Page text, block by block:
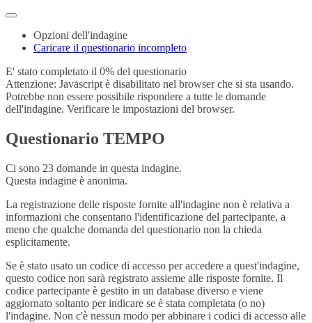
Opzioni dell'indagine
Caricare il questionario incompleto
E' stato completato il 0% del questionario
Attenzione: Javascript è disabilitato nel browser che si sta usando.
Potrebbe non essere possibile rispondere a tutte le domande
dell'indagine. Verificare le impostazioni del browser.
Questionario TEMPO
Ci sono 23 domande in questa indagine.
Questa indagine è anonima.
La registrazione delle risposte fornite all'indagine non è relativa a
informazioni che consentano l'identificazione del partecipante, a
meno che qualche domanda del questionario non la chieda
esplicitamente.
Se è stato usato un codice di accesso per accedere a quest'indagine,
questo codice non sarà registrato assieme alle risposte fornite. Il
codice partecipante è gestito in un database diverso e viene
aggiornato soltanto per indicare se è stata completata (o no)
l'indagine. Non c'è nessun modo per abbinare i codici di accesso alle